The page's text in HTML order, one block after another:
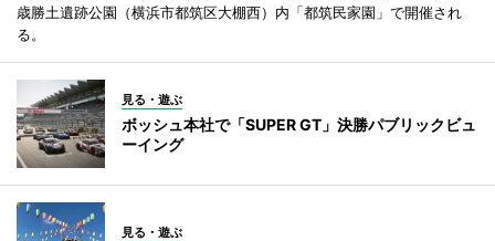
歳勝土遺跡公園（横浜市都筑区大棚西）内「都筑民家園」で開催され
る。
見る・遊ぶ
ボッシュ本社で「SUPER GT」決勝パブリックビュ
ーイング
見る・遊ぶ